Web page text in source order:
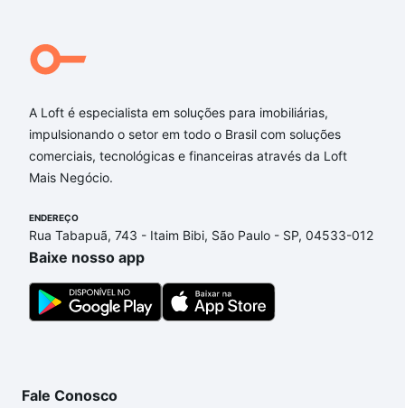
Aqui na Loft temos a oferta ideal para você, com
Imóveis à venda em Igaratá, SP que custam a partir
imobiliário as parcelas podem se adequar ao seu
orçamento. Se ainda tem alguma dúvida dos custos
envolvidos no processo de compra, veja em nosso
portal quanto custa comprar um apartamento
sonhos com segurança e conforto. Loft, com você
até as chaves.
A Loft é especialista em soluções para imobiliárias,
impulsionando o setor em todo o Brasil com soluções
comerciais, tecnológicas e financeiras através da Loft
Mais Negócio.
ENDEREÇO
Rua Tabapuã, 743 - Itaim Bibi, São Paulo - SP, 04533-012
Baixe nosso app
Fale Conosco